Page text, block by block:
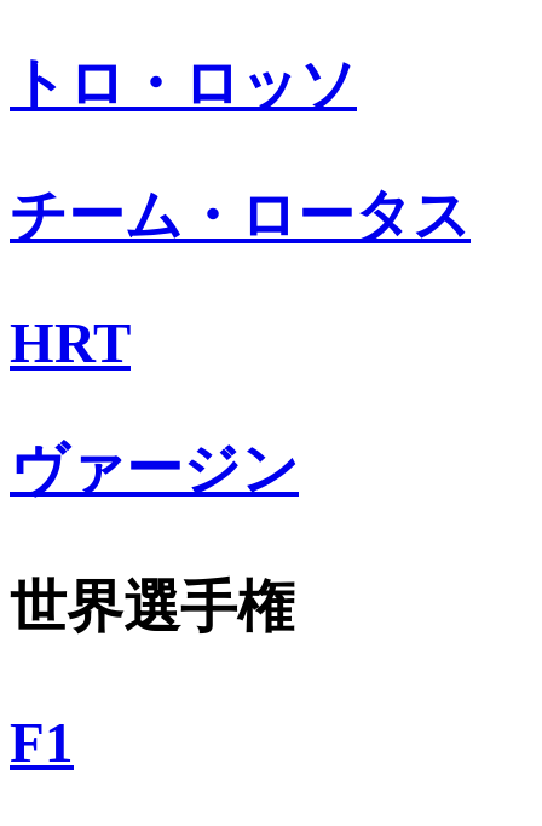
トロ・ロッソ
チーム・ロータス
HRT
ヴァージン
世界選手権
F1